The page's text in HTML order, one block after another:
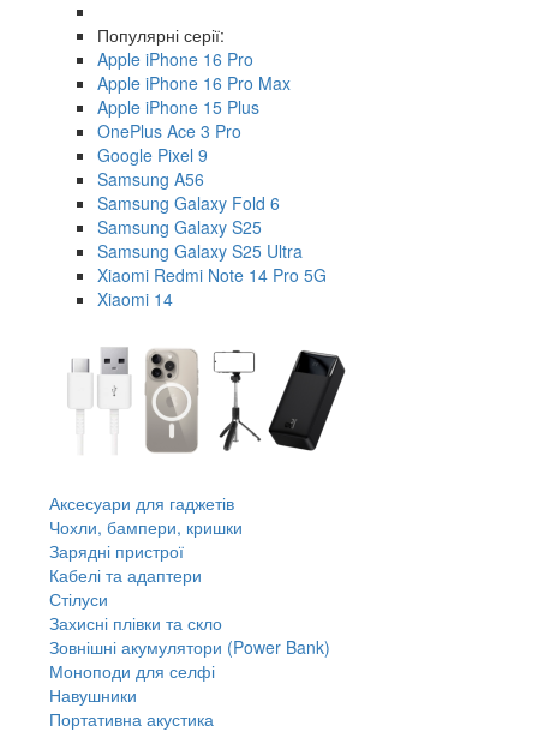
Популярні серії:
Apple iPhone 16 Pro
Apple iPhone 16 Pro Max
Apple iPhone 15 Plus
OnePlus Ace 3 Pro
Google Pixel 9
Samsung A56
Samsung Galaxy Fold 6
Samsung Galaxy S25
Samsung Galaxy S25 Ultra
Xiaomi Redmi Note 14 Pro 5G
Xiaomi 14
Аксесуари для гаджетів
Чохли, бампери, кришки
Зарядні пристрої
Кабелі та адаптери
Стілуси
Захисні плівки та скло
Зовнішні акумулятори (Power Bank)
Моноподи для селфі
Навушники
Портативна акустика